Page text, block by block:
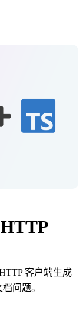
客户端生成
问题。